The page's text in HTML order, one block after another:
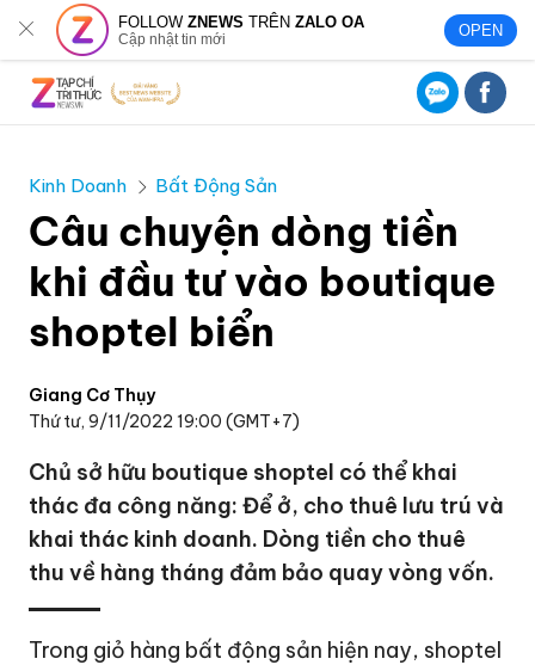
FOLLOWZNEWS TRÊNZALO OA
Cập nhật tin mới OPEN
Kinh Doanh Bất Động Sản
Câu chuyện dòng tiền
khi đầu tư vào boutique
shoptel biển
Giang Cơ Thụy
Thứ tư, 9/11/2022 19:00 (GMT+7)
Chủ sở hữu boutique shoptel có thể khai
thác đa công năng: Để ở, cho thuê lưu trú và
khai thác kinh doanh. Dòng tiền cho thuê
thu về hàng tháng đảm bảo quay vòng vốn.
Trong giỏ hàng bất động sản hiện nay, shoptel